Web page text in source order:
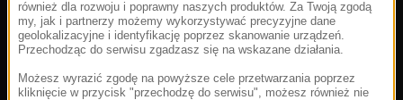
również dla rozwoju i poprawny naszych produktów. Za Twoją zgodą
my, jak i partnerzy możemy wykorzystywać precyzyjne dane
geolokalizacyjne i identyfikację poprzez skanowanie urządzeń.
Przechodząc do serwisu zgadzasz się na wskazane działania.
Możesz wyrazić zgodę na powyższe cele przetwarzania poprzez
kliknięcie w przycisk "przechodzę do serwisu", możesz również nie